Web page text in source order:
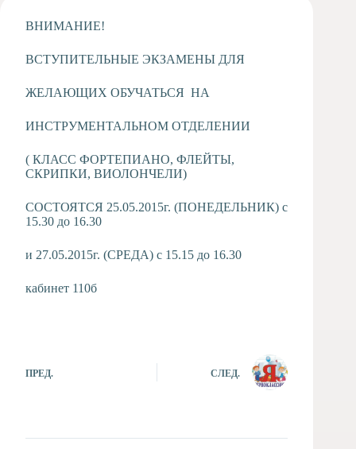
студия
Музыкальное
Психологическая
Тьюторская
ВНИМАНИЕ!
ВСТУПИТЕЛЬНЫЕ ЭКЗАМЕНЫ ДЛЯ
ЖЕЛАЮЩИХ ОБУЧАТЬСЯ НА
ИНСТРУМЕНТАЛЬНОМ ОТДЕЛЕНИИ
( КЛАСС ФОРТЕПИАНО, ФЛЕЙТЫ,
СКРИПКИ, ВИОЛОНЧЕЛИ)
СОСТОЯТСЯ 25.05.2015г. (ПОНЕДЕЛЬНИК) с
15.30 до 16.30
и 27.05.2015г. (СРЕДА) с 15.15 до 16.30
кабинет 110б
ПРЕД. СЛЕД.